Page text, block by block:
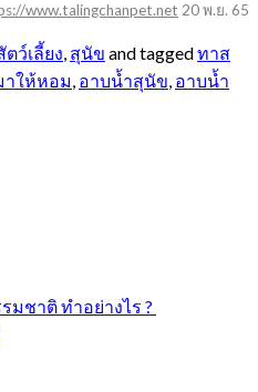
www.talingchanpet.net 20 พ.ย. 65
ตว์เลี้ยง, สุนัข and taggedทาส
ให้หอม, อาบน้ำสุนัข, อาบน้ำ
ชาติ ทำอย่างไร ?